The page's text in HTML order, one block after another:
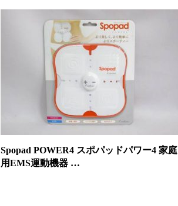
Spopad POWER4 スポパッドパワー4 家庭
用EMS運動機器 …